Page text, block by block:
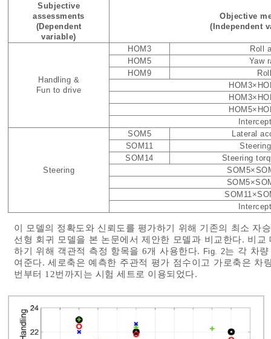
Subjective
assessments
(Dependent
variable)
Objective
(Independent
Handling &
Fun to drive
HOM3
Roll
HOM5
Yaw
HOM9
Steering
SOM5
Lateral
SOM11
SOM14
Steering
이 모델의 정확도와 신뢰도를 평가하기 위해 기존의 최소 자
선형 회귀 모델을 본 논문에서 제안한 모델과 비교한다. 비
하기 위해 객관적 측정 항목을 6개 사용한다. Fig. 2는 각 차
여준다. 세로축은 예측한 주관적 평가 점수이고 가로축은
번부터 12번까지는 시험 세트로 이용되었다.